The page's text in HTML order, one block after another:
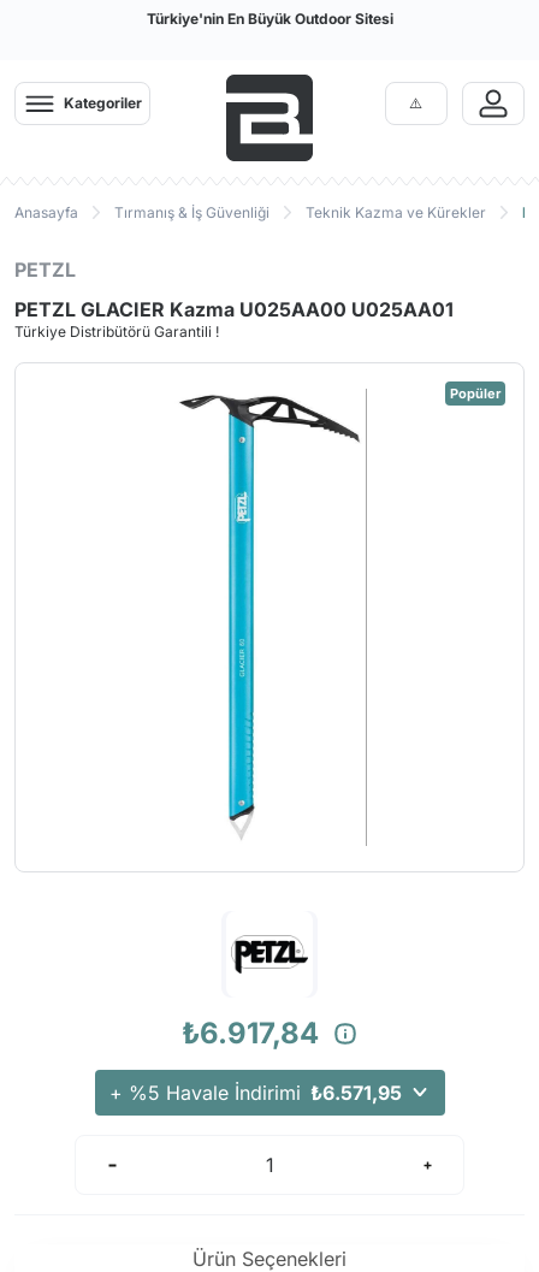
Türkiye'nin En Büyük Outdoor Sitesi
Kategoriler
Anasayfa Tırmanış & İş Güvenliği Teknik Kazma ve Kürekler
PETZL
PETZL GLACIER Kazma U025AA00 U025AA01
Türkiye Distribütörü Garantili !
Popüler
₺6.917,84
+ %5 Havale İndirimi ₺6.571,95
Ürün Seçenekleri